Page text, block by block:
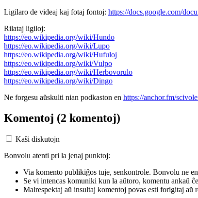
Ligilaro de videaj kaj fotaj fontoj: https://docs.google.com/
Rilataj ligiloj:
https://eo.wikipedia.org/wiki/Hundo
https://eo.wikipedia.org/wiki/Lupo
https://eo.wikipedia.org/wiki/Hufuloj
https://eo.wikipedia.org/wiki/Vulpo
https://eo.wikipedia.org/wiki/Herbovorulo
https://eo.wikipedia.org/wiki/Dingo
Ne forgesu aŭskulti nian podkaston en https://anchor.fm/
Komentoj (2 komentoj)
Kaŝi diskutojn
Bonvolu atenti pri la jenaj punktoj:
Via komento publikiĝos tuje, senkontrole. Bonvolu ne
Se vi intencas komuniki kun la aŭtoro, komentu ankaŭ
Malrespektaj aŭ insultaj komentoj povas esti forigitaj aŭ